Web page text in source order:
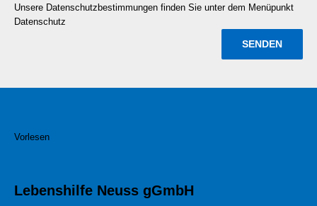
Unsere Datenschutzbestimmungen finden Sie unter dem Menüpunkt
Datenschutz
Vorlesen
Lebenshilfe Neuss gGmbH